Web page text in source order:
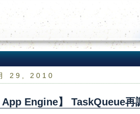
29, 2010
App Engine】 TaskQueue